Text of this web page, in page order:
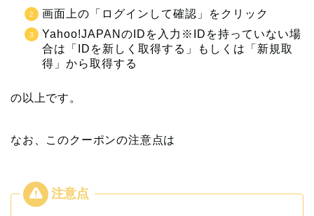
画面上の「ログインして確認」をクリック
Yahoo!JAPANのIDを入力※IDを持っていない場
合は「IDを新しく取得する」もしくは「新規取
得」から取得する
の以上です。
なお、このクーポンの注意点は